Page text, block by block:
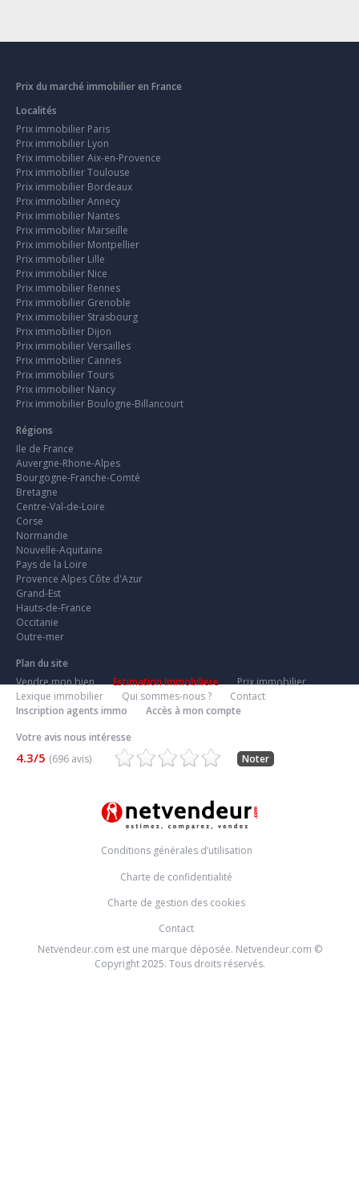
Prix du marché immobilier en France
Localités
Prix immobilier Paris
Prix immobilier Lyon
Prix immobilier Aix-en-Provence
Prix immobilier Toulouse
Prix immobilier Bordeaux
Prix immobilier Annecy
Prix immobilier Nantes
Prix immobilier Marseille
Prix immobilier Montpellier
Prix immobilier Lille
Prix immobilier Nice
Prix immobilier Rennes
Prix immobilier Grenoble
Prix immobilier Strasbourg
Prix immobilier Dijon
Prix immobilier Versailles
Prix immobilier Cannes
Prix immobilier Tours
Prix immobilier Nancy
Prix immobilier Boulogne-Billancourt
Régions
Ile de France
Auvergne-Rhone-Alpes
Bourgogne-Franche-Comté
Bretagne
Centre-Val-de-Loire
Corse
Normandie
Nouvelle-Aquitaine
Pays de la Loire
Provence Alpes Côte d'Azur
Grand-Est
Hauts-de-France
Occitanie
Outre-mer
Plan du site
Vendre mon bien
Estimation Immobiliere
Prix immobilier
Lexique immobilier
Qui sommes-nous ?
Contact
Inscription agents immo
Accès à mon compte
Votre avis nous intéresse
4.3/5 (696 avis) Noter
Conditions générales d’utilisation
Charte de confidentialité
Charte de gestion des cookies
Contact
Netvendeur.com est une marque déposée. Netvendeur.com ©
Copyright 2025. Tous droits réservés.